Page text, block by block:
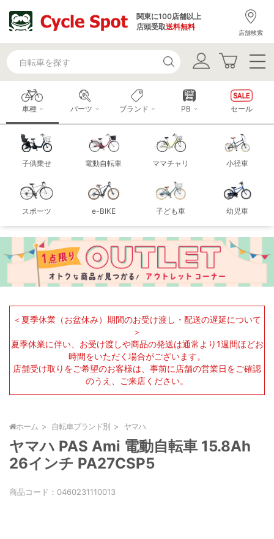
関東に100店舗以上
店頭受取送料無料
店舗検索
車種
子供乗せ 電動自転車 ママチャリ 小径車
スポーツ e-BIKE 子ども車 幼児車
パーツ ブランド PB セール
＜夏季休業（お盆休み）期間のお受け渡し・配送の遅延について
＞
夏季休業に伴い、お受け渡しや商品の発送は通常より1週間ほどお
時間をいただく場合がございます。
店舗受け取りをご希望のお客様は、事前に店舗の営業日をご確認
のうえ、ご来店ください。
ホーム 自転車ブランド別 ヤマハ
ヤマハ PAS Ami 電動自転車 15.8Ah
26インチ PA27CSP5
商品コード： 0460231110013